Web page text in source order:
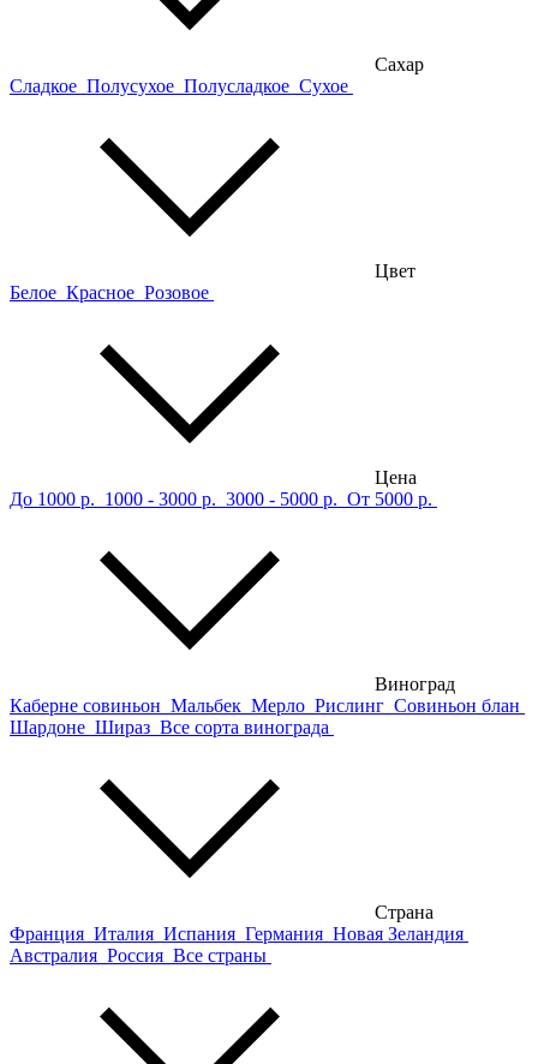
Сахар
Сладкое Полусухое Полусладкое Сухое
Цвет
Белое Красное Розовое
Цена
До 1000 р. 1000 - 3000 р. 3000 - 5000 р. От 5000 р.
Виноград
Каберне совиньон Мальбек Мерло Рислинг Совиньон блан
Шардоне Шираз Все сорта винограда
Страна
Франция Италия Испания Германия Новая Зеландия
Австралия Россия Все страны